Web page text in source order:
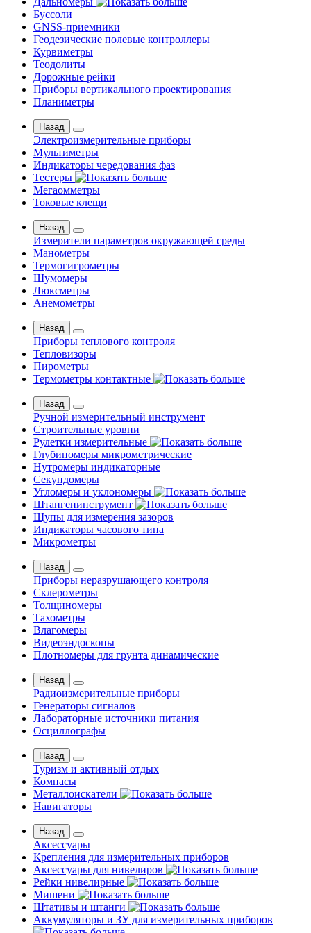
Буссоли
GNSS-приемники
Геодезические полевые контроллеры
Курвиметры
Теодолиты
Дорожные рейки
Приборы вертикального проектирования
Планиметры
Назад
Электроизмерительные приборы
Мультиметры
Индикаторы чередования фаз
Тестеры
Мегаомметры
Токовые клещи
Назад
Измерители параметров окружающей среды
Манометры
Термогигрометры
Шумомеры
Люксметры
Анемометры
Назад
Приборы теплового контроля
Тепловизоры
Пирометры
Термометры контактные
Назад
Ручной измерительный инструмент
Строительные уровни
Рулетки измерительные
Глубиномеры микрометрические
Нутромеры индикаторные
Секундомеры
Угломеры и уклономеры
Штангенинструмент
Щупы для измерения зазоров
Индикаторы часового типа
Микрометры
Назад
Приборы неразрушающего контроля
Склерометры
Толщиномеры
Тахометры
Влагомеры
Видеоэндоскопы
Плотномеры для грунта динамические
Назад
Радиоизмерительные приборы
Генераторы сигналов
Лабораторные источники питания
Осциллографы
Назад
Туризм и активный отдых
Компасы
Металлоискатели
Навигаторы
Назад
Аксессуары
Крепления для измерительных приборов
Аксессуары для нивелиров
Рейки нивелирные
Мишени
Штативы и штанги
Аккумуляторы и ЗУ для измерительных приборов